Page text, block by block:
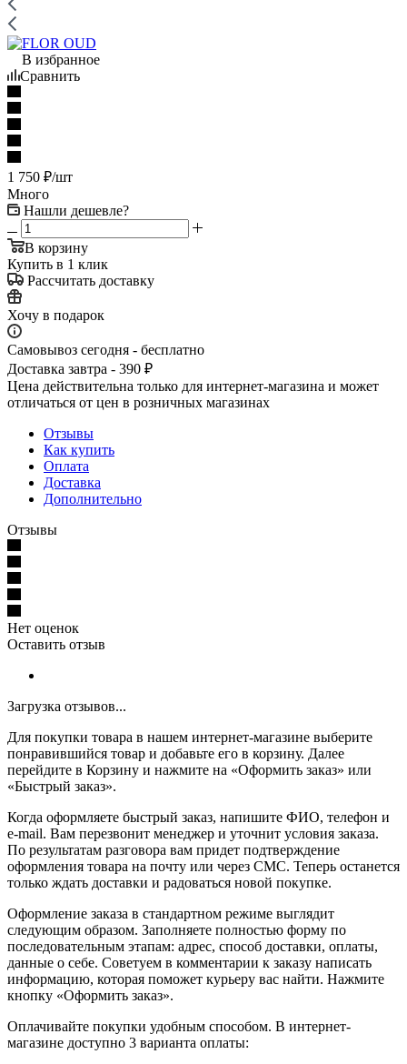
В избранное
Сравнить
1 750 ₽/шт
Много
Нашли дешевле?
В корзину
Купить в 1 клик
Рассчитать доставку
Хочу в подарок
Самовывоз сегодня - бесплатно
Доставка завтра - 390 ₽
Цена действительна только для интернет-магазина и может
отличаться от цен в розничных магазинах
Отзывы
Как купить
Оплата
Доставка
Дополнительно
Отзывы
Нет оценок
Оставить отзыв
Загрузка отзывов...
Для покупки товара в нашем интернет-магазине выберите
понравившийся товар и добавьте его в корзину. Далее
перейдите в Корзину и нажмите на «Оформить заказ» или
«Быстрый заказ».
Когда оформляете быстрый заказ, напишите ФИО, телефон и
e-mail. Вам перезвонит менеджер и уточнит условия заказа.
По результатам разговора вам придет подтверждение
оформления товара на почту или через СМС. Теперь останется
только ждать доставки и радоваться новой покупке.
Оформление заказа в стандартном режиме выглядит
следующим образом. Заполняете полностью форму по
последовательным этапам: адрес, способ доставки, оплаты,
данные о себе. Советуем в комментарии к заказу написать
информацию, которая поможет курьеру вас найти. Нажмите
кнопку «Оформить заказ».
Оплачивайте покупки удобным способом. В интернет-
магазине доступно 3 варианта оплаты: